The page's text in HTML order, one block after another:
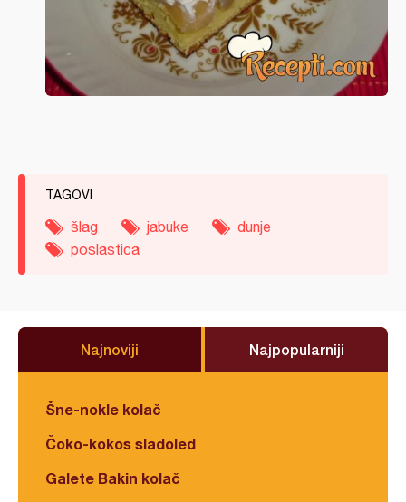
TAGOVI
šlag jabuke
dunje
poslastica
Najnoviji Najpopularniji
Šne-nokle kolač
Čoko-kokos sladoled
Galete Bakin kolač